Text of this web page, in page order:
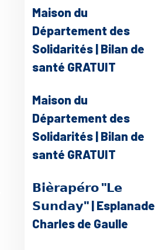
Outlook Live
Maison du
Département des
Solidarités | Bilan de
santé GRATUIT
Maison du
Département des
Solidarités | Bilan de
santé GRATUIT
𝗕𝗶𝗲̀𝗿𝗮𝗽𝗲́𝗿𝗼 "𝗟𝗲
𝗦𝘂𝗻𝗱𝗮𝘆" | Esplanade
Charles de Gaulle